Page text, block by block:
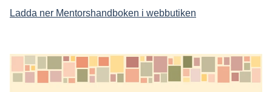
Ladda ner Mentorshandboken i webbutiken